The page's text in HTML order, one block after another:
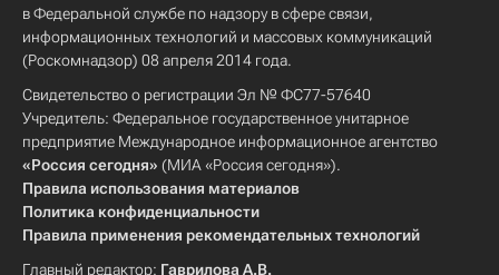
в Федеральной службе по надзору в сфере связи,
информационных технологий и массовых коммуникаций
(Роскомнадзор) 08 апреля 2014 года.
Свидетельство о регистрации Эл № ФС77-57640
Учредитель: Федеральное государственное унитарное
предприятие Международное информационное агентство
«Россия сегодня» (МИА «Россия сегодня»).
Правила использования материалов
Политика конфиденциальности
Правила применения рекомендательных технологий
Главный редактор: Гаврилова А.В.